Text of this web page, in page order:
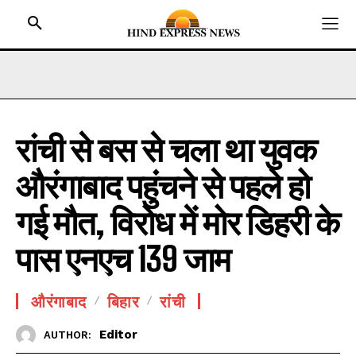
HOME
BIHAR
JHARKHAND
UTTAR PRADESH
MADHYA PRADESH
NATIONAL NEWS
CRIME NEWS
रांची से बस से चला था युवक
औरंगाबाद पहुंचने से पहले हो
गई मौत, विरोध में मोर डिहरी के
पास एनएच 139 जाम
औरंगाबाद बिहार रांची
AUTHOR: Editor